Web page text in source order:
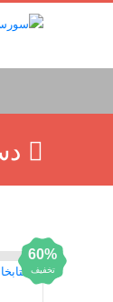
60%
تخفیف